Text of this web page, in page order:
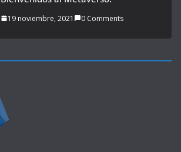
19 noviembre, 2021 0 Comments